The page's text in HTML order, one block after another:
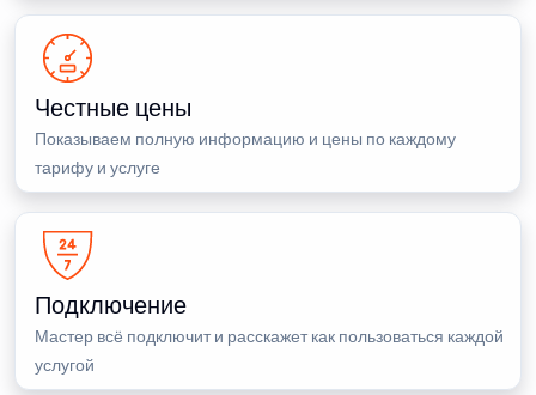
Честные цены
Показываем полную информацию и цены по каждому
тарифу и услуге
Подключение
Мастер всё подключит и расскажет как пользоваться каждой
услугой